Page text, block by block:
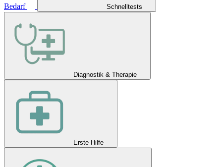
Bedarf Schnelltests
Diagnostik & Therapie
Erste Hilfe